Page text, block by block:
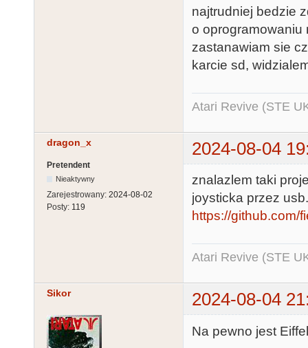
najtrudniej bedzie
o oprogramowaniu
zastanawiam sie
karcie sd,
Atari Revive (STE
dragon_x 2024-08-04
Pretendent
Nieaktywny
Zarejestrowany: 2024-08-02
Posty: 119
znalazlem taki
joysticka przez
https://github.com/
Atari Revive (STE
Sikor 2024-08-04
Na pewno jest